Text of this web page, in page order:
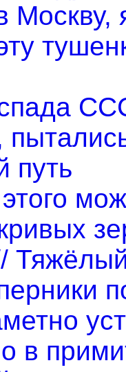
путь
в